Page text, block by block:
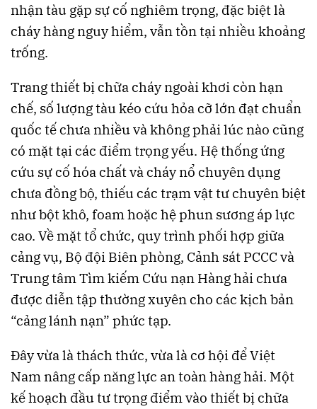
nhận tàu gặp sự cố nghiêm trọng, đặc biệt là
cháy hàng nguy hiểm, vẫn tồn tại nhiều khoảng
trống.
Trang thiết bị chữa cháy ngoài khơi còn hạn
chế, số lượng tàu kéo cứu hỏa cỡ lớn đạt chuẩn
quốc tế chưa nhiều và không phải lúc nào cũng
có mặt tại các điểm trọng yếu. Hệ thống ứng
cứu sự cố hóa chất và cháy nổ chuyên dụng
chưa đồng bộ, thiếu các trạm vật tư chuyên biệt
như bột khô, foam hoặc hệ phun sương áp lực
cao. Về mặt tổ chức, quy trình phối hợp giữa
cảng vụ, Bộ đội Biên phòng, Cảnh sát PCCC và
Trung tâm Tìm kiếm Cứu nạn Hàng hải chưa
được diễn tập thường xuyên cho các kịch bản
“cảng lánh nạn” phức tạp.
Đây vừa là thách thức, vừa là cơ hội để Việt
Nam nâng cấp năng lực an toàn hàng hải. Một
kế hoạch đầu tư trọng điểm vào thiết bị chữa